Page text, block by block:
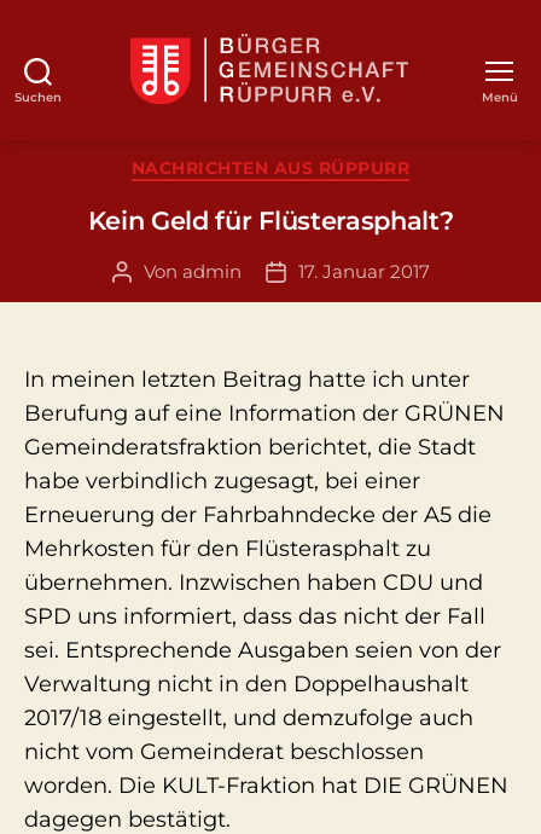
Suchen Menü
Kategorien
NACHRICHTEN AUS RÜPPURR
Kein Geld für Flüsterasphalt?
Beitragsautor
Von admin Veröffentlichungsdatum
17. Januar 2017
In meinen letzten Beitrag hatte ich unter
Berufung auf eine Information der GRÜNEN
Gemeinderatsfraktion berichtet, die Stadt
habe verbindlich zugesagt, bei einer
Erneuerung der Fahrbahndecke der A5 die
Mehrkosten für den Flüsterasphalt zu
übernehmen. Inzwischen haben CDU und
SPD uns informiert, dass das nicht der Fall
sei. Entsprechende Ausgaben seien von der
Verwaltung nicht in den Doppelhaushalt
2017/18 eingestellt, und demzufolge auch
nicht vom Gemeinderat beschlossen
worden. Die KULT-Fraktion hat DIE GRÜNEN
dagegen bestätigt.